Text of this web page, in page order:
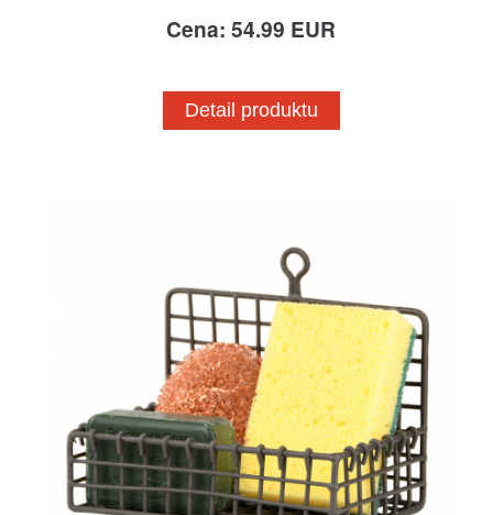
Cena: 54.99 EUR
Detail produktu